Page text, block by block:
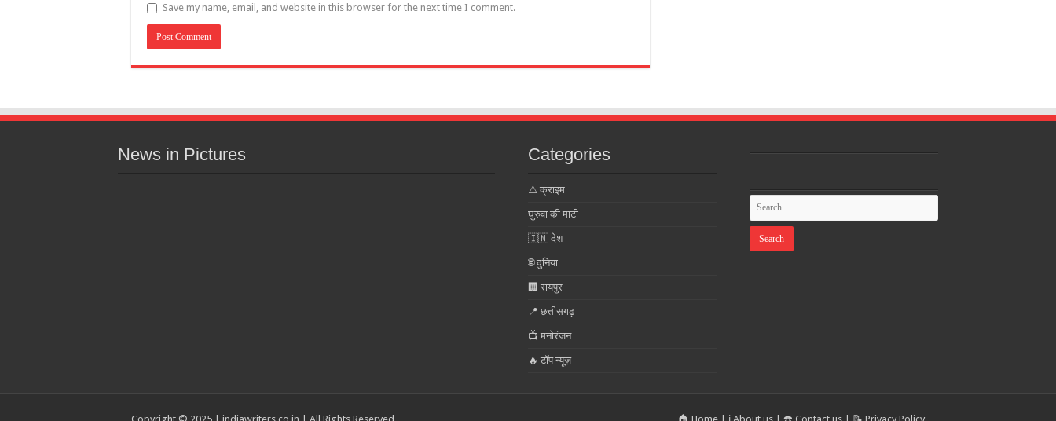
Save my name, email, and website in this browser for the next time I comment.
News in Pictures Categories
⚠️ क्राइम
घुरुवा की माटी
🇮🇳 देश
🌐 दुनिया
🏢 रायपुर
📍 छत्तीसगढ़
📺 मनोरंजन
🔥 टॉप न्यूज़